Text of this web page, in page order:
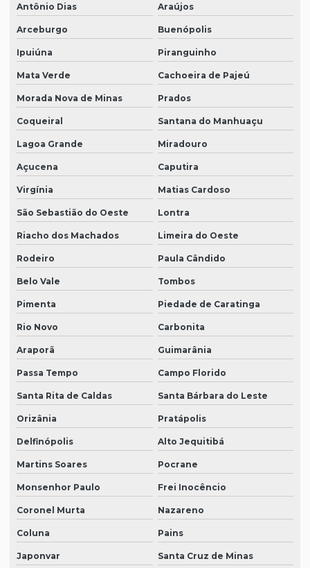
Antônio Dias Araújos
Arceburgo Buenópolis
Ipuiúna Piranguinho
Mata Verde Cachoeira de Pajeú
Morada Nova de Minas Prados
Coqueiral Santana do Manhuaçu
Lagoa Grande Miradouro
Açucena Caputira
Virgínia Matias Cardoso
São Sebastião do Oeste Lontra
Riacho dos Machados Limeira do Oeste
Rodeiro Paula Cândido
Belo Vale Tombos
Pimenta Piedade de Caratinga
Rio Novo Carbonita
Araporã Guimarânia
Passa Tempo Campo Florido
Santa Rita de Caldas Santa Bárbara do Leste
Orizânia Pratápolis
Delfinópolis Alto Jequitibá
Martins Soares Pocrane
Monsenhor Paulo Frei Inocêncio
Coronel Murta Nazareno
Coluna Pains
Japonvar Santa Cruz de Minas